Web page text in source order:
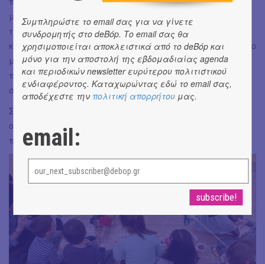
μαθήματος μου φάνηκε άκρως επίκαιρο και χρήσιμο για
τα παιδιά που αντιμετωπίζουν πια «σκληρές
καταστάσεις» στην καθημερινότητά τους. Ακόμα και το πιο
μικρό πλάσμα μπορεί να κάνει σπουδαία πράγματα άν
πιστέψει στον εαυτό του και υψώσει το ανάστημά του
στους κακοπροαίρετους και τα εμπόδια της ζωής!
Στο τέλος καλούν τους γονείς στην αίθουσα για να
ολοκληρώσουν μαζί με τα παιδιά την κούκλα -και το
πρόγραμμα τελειώνει ευχάριστα και οικογενειακά.
Συμπληρώστε το email σας για να γίνετε
συνδρομητής στο deBόp. Το email σας θα
χρησιμοποιείται αποκλειστικά από το deBόp και
μόνο για την αποστολή της εβδομαδιαίας agenda
και περιοδικών newsletter ευρύτερου πολιτιστικού
ενδιαφέροντος. Καταχωρώντας εδώ το email σας,
αποδέχεστε την πολιτική απορρήτου μας.
email: